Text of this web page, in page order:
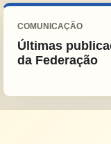
COMUNICAÇÃO
Últimas
da Federação